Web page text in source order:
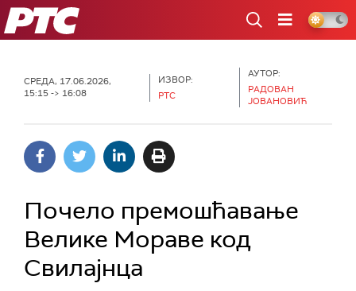
РТС
СРЕДА, 17.06.2026,
15:15 -> 16:08
ИЗВОР:
РТС
АУТОР:
РАДОВАН
ЈОВАНОВИЋ
Почело премошћавање
Велике Мораве код
Свилајнца